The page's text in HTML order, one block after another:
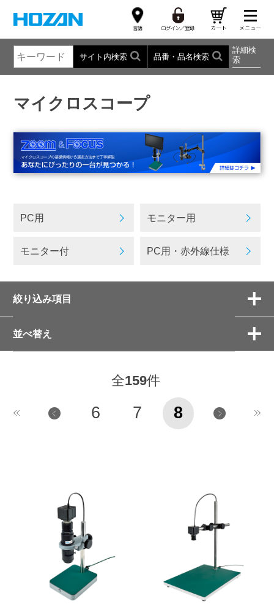
サイト内検索 品番・品名検索
詳細検
索
マイクロスコープ
PC用 モニター用
モニター付 PC用・赤外線仕様
絞り込み項目
並べ替え
全159件
6 7 8